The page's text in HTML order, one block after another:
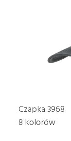
Czapka 3968
8 kolorów